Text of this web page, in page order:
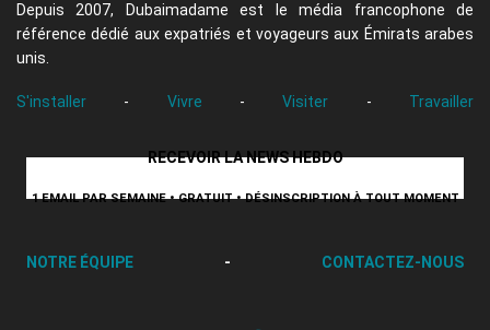
Depuis 2007, Dubaimadame est le média francophone de
référence dédié aux expatriés et voyageurs aux Émirats arabes
unis.
S'installer - Vivre - Visiter - Travailler
RECEVOIR LA NEWS HEBDO
1 EMAIL PAR SEMAINE • GRATUIT • DÉSINSCRIPTION À TOUT MOMENT
NOTRE ÉQUIPE - CONTACTEZ-NOUS